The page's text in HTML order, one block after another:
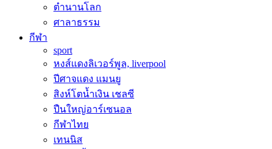
ตำนานโลก
ศาลาธรรม
กีฬา
sport
หงส์แดงลิเวอร์พูล, liverpool
ปีศาจแดง แมนยู
สิงห์โตน้ำเงิน เชลซี
ปืนใหญ่อาร์เซนอล
กีฬาไทย
เทนนิส